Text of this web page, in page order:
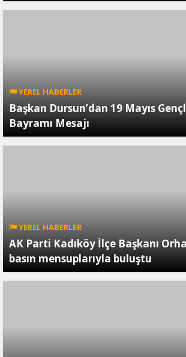
YEREL HABERLER
Başkan Dursun’dan 19 Mayıs
Bayramı Mesajı
YEREL HABERLER
AK Parti Kadıköy İlçe Başkanı
basın mensuplarıyla buluştu